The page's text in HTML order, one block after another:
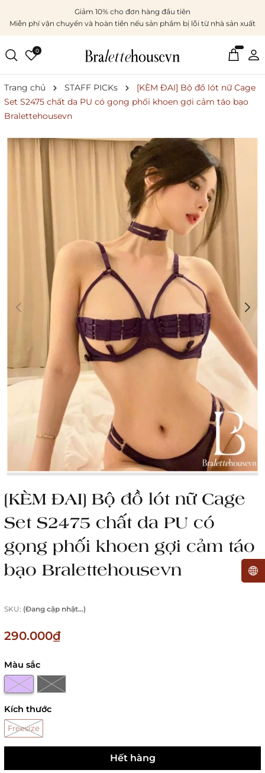
Giảm 10% cho đơn hàng đầu tiên
Miễn phí vận chuyển và hoàn tiền nếu sản phẩm bị lỗi từ nhà sản xuất
0
Trang chủ STAFF PICKs
[KÈM ĐAI] Bộ đồ lót nữ Cage
Set S2475 chất da PU có gọng phối khoen gợi cảm táo bạo
Bralettehousevn
[KÈM ĐAI] Bộ đồ lót nữ Cage
Set S2475 chất da PU có
gọng phối khoen gợi cảm táo
bạo Bralettehousevn
SKU: (Đang cập nhật...)
290.000₫
Màu sắc
Kích thước
Freesize
Hết hàng